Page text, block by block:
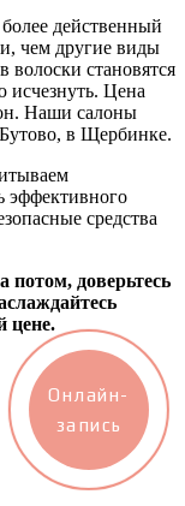
действенный
чем другие виды
волоски становятся
исчезнуть. Цена
Наши салоны
в Щербинке.
эффективного
средства
потом, доверьтесь
цене.
Онлайн-
запись